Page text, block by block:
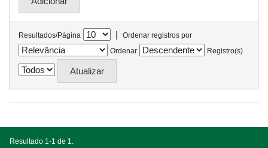
Resultados/Página |
Ordenar registros por
Ordenar
Registro(s)
Resultado 1-1 de 1.